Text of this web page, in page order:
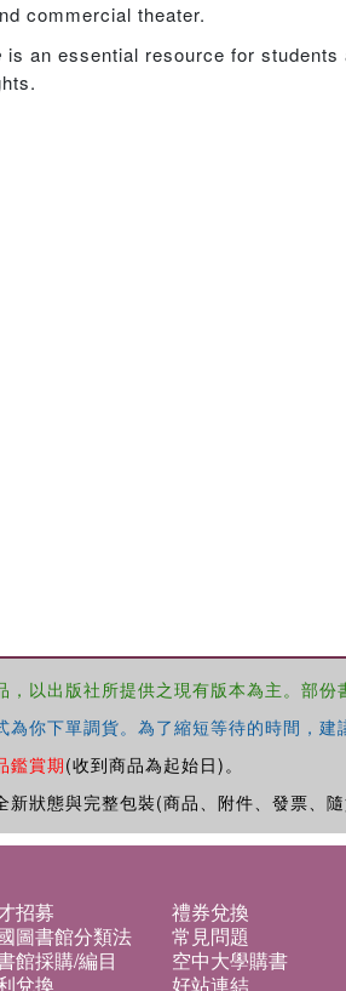
commercial theater.
is an essential resource for
以出版社所提供之現有版本為主。部份
你下單調貨。為了縮短等待的時間，
鑑賞期(收到商品為起始日)。
狀態與完整包裝(商品、附件、發票、隨
招募 禮券兌換
圖書館分類法 常見問題
館採購/編目 空中大學購書
兌換 好站連結